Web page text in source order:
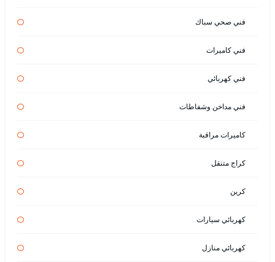
فني صحي سباك
فني كاميرات
فني كهربائي
فني مداخن وشفاطات
كاميرات مراقبة
كراج متنقل
كرين
كهربائي سيارات
كهربائي منازل